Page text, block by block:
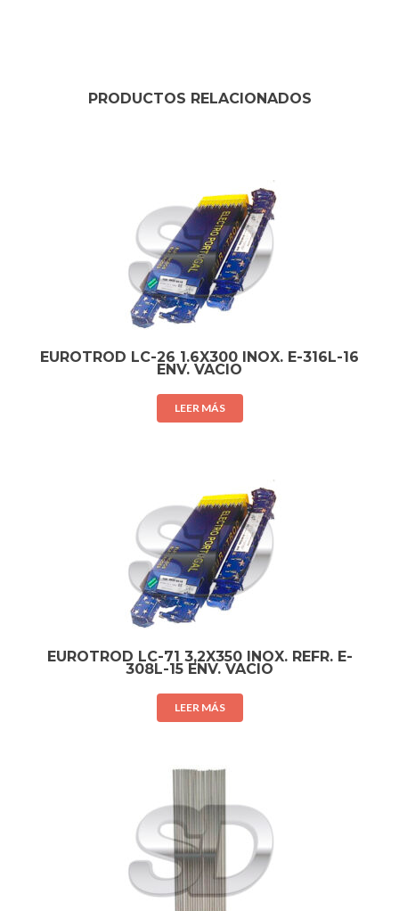
PRODUCTOS RELACIONADOS
EUROTROD LC-26 1.6X300 INOX. E-316L-16
ENV. VACIO
LEER MÁS
EUROTROD LC-71 3,2X350 INOX. REFR. E-
308L-15 ENV. VACIO
LEER MÁS